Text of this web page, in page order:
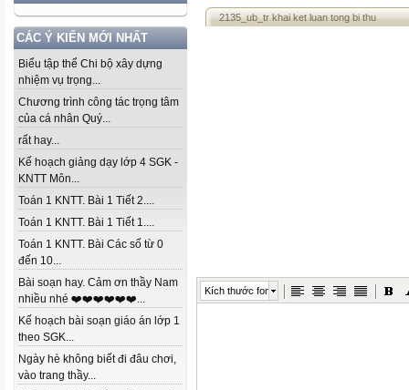
CÁC Ý KIẾN MỚI NHẤT
Biểu tập thể Chi bộ xây dựng
nhiệm vụ trọng...
Chương trình công tác trọng tâm
của cá nhân Quý...
rất hay...
Kế hoạch giảng dạy lớp 4 SGK -
KNTT Môn...
Toán 1 KNTT. Bài 1 Tiết 2....
Toán 1 KNTT. Bài 1 Tiết 1....
Toán 1 KNTT. Bài Các số từ 0
đến 10...
Bài soạn hay. Cảm ơn thầy Nam
nhiều nhé ❤️❤️❤️❤️❤️❤️...
Kế hoạch bài soạn giáo án lớp 1
theo SGK...
Ngày hè không biết đi đâu chơi,
vào trang thầy...
2135_ub_tr khai ket luan tong bi thu
Kích thước font